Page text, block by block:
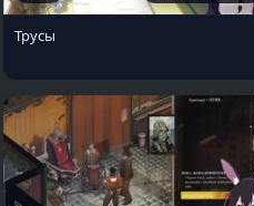
Трусы